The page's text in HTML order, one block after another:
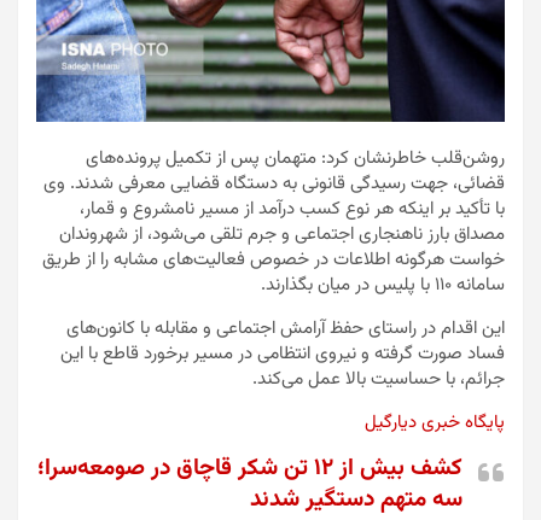
روشن‌قلب خاطرنشان کرد: متهمان پس از تکمیل پرونده‌های
قضائی، جهت رسیدگی قانونی به دستگاه قضایی معرفی شدند. وی
با تأکید بر اینکه هر نوع کسب درآمد از مسیر نامشروع و قمار،
مصداق بارز ناهنجاری اجتماعی و جرم تلقی می‌شود، از شهروندان
خواست هرگونه اطلاعات در خصوص فعالیت‌های مشابه را از طریق
سامانه ۱۱۰ با پلیس در میان بگذارند.
این اقدام در راستای حفظ آرامش اجتماعی و مقابله با کانون‌های
فساد صورت گرفته و نیروی انتظامی در مسیر برخورد قاطع با این
جرائم، با حساسیت بالا عمل می‌کند.
پایگاه خبری دیارگیل
کشف بیش از ۱۲ تن شکر قاچاق در صومعه‌سرا؛
سه متهم دستگیر شدند